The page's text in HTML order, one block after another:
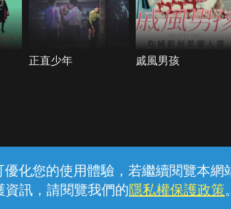
化您的使用體驗，若繼續閱覽本
資訊，請閱覽我們的隱私權保護政策
正直少年 戚風男孩
線上客服 服務條款 隱私權保護
信股份有限公司個人家庭分公司 (統一編號：